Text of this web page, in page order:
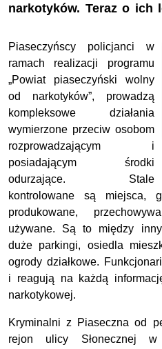
narkotyków. Teraz o ich
Piaseczyńscy policjanci w
ramach realizacji programu
„Powiat piaseczyński wolny
od narkotyków”, prowadzą
kompleksowe działania
wymierzone przeciw osobom
rozprowadzającym i
posiadającym środki
odurzające. Stale
kontrolowane są miejsca,
produkowane,
używane. Są to między
duże parkingi, osiedla
ogrody działkowe.
i reagują na każdą
narkotykowej.
Kryminalni z Piaseczna od
rejon ulicy Słonecznej w